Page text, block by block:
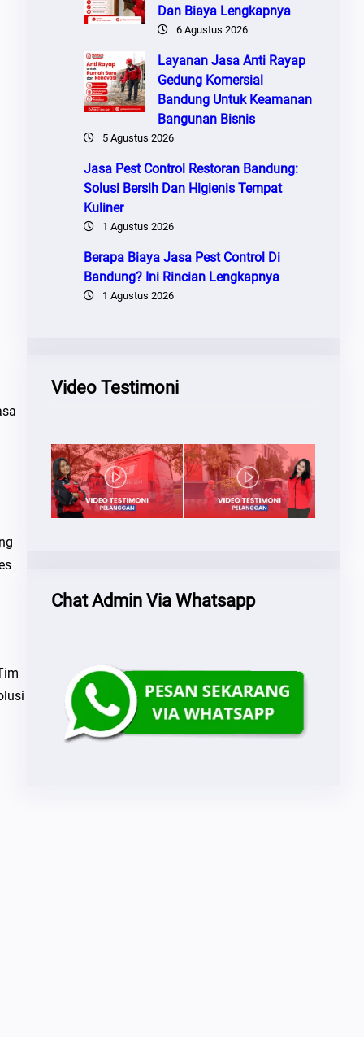
Dan Biaya Lengkapnya
6 Agustus 2026
Layanan Jasa Anti Rayap
Gedung Komersial
Bandung Untuk Keamanan
Bangunan Bisnis
5 Agustus 2026
Jasa Pest Control Restoran Bandung:
Solusi Bersih Dan Higienis Tempat
Kuliner
1 Agustus 2026
Berapa Biaya Jasa Pest Control Di
Bandung? Ini Rincian Lengkapnya
1 Agustus 2026
Video Testimoni
Chat Admin Via Whatsapp